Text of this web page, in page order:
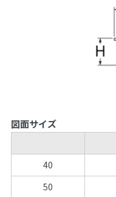
図面サイズ
40
50